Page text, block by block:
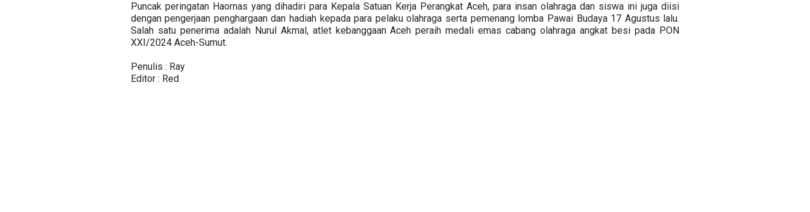
Puncak peringatan Haornas yang dihadiri para Kepala Satuan Kerja Perangkat Aceh, para insan olahraga dan siswa ini juga diisi
dengan pengerjaan penghargaan dan hadiah kepada para pelaku olahraga serta pemenang lomba Pawai Budaya 17 Agustus lalu.
Salah satu penerima adalah Nurul Akmal, atlet kebanggaan Aceh peraih medali emas cabang olahraga angkat besi pada PON
XXI/2024 Aceh-Sumut.
Penulis : Ray
Editor : Red